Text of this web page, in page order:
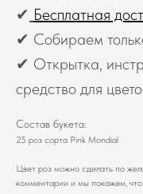
✔ Бесплатная
✔ Собираем
✔ Открытка,
средство для
Состав букета:
25 роз сорта Pink Mondial
Цвет роз можно сделать по
комментарии и мы покажем, что